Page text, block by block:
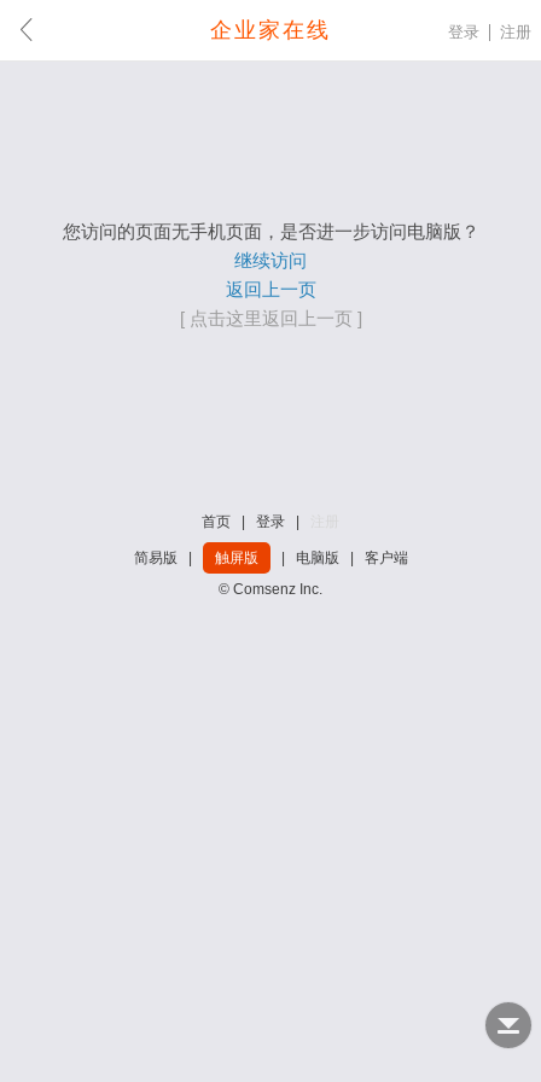
企业家在线 登录 注册
您访问的页面无手机页面，是否进一步访问电脑版？
继续访问
返回上一页
[ 点击这里返回上一页 ]
首页 登录
简易版 触屏版 电脑版
客户端
© Comsenz Inc.